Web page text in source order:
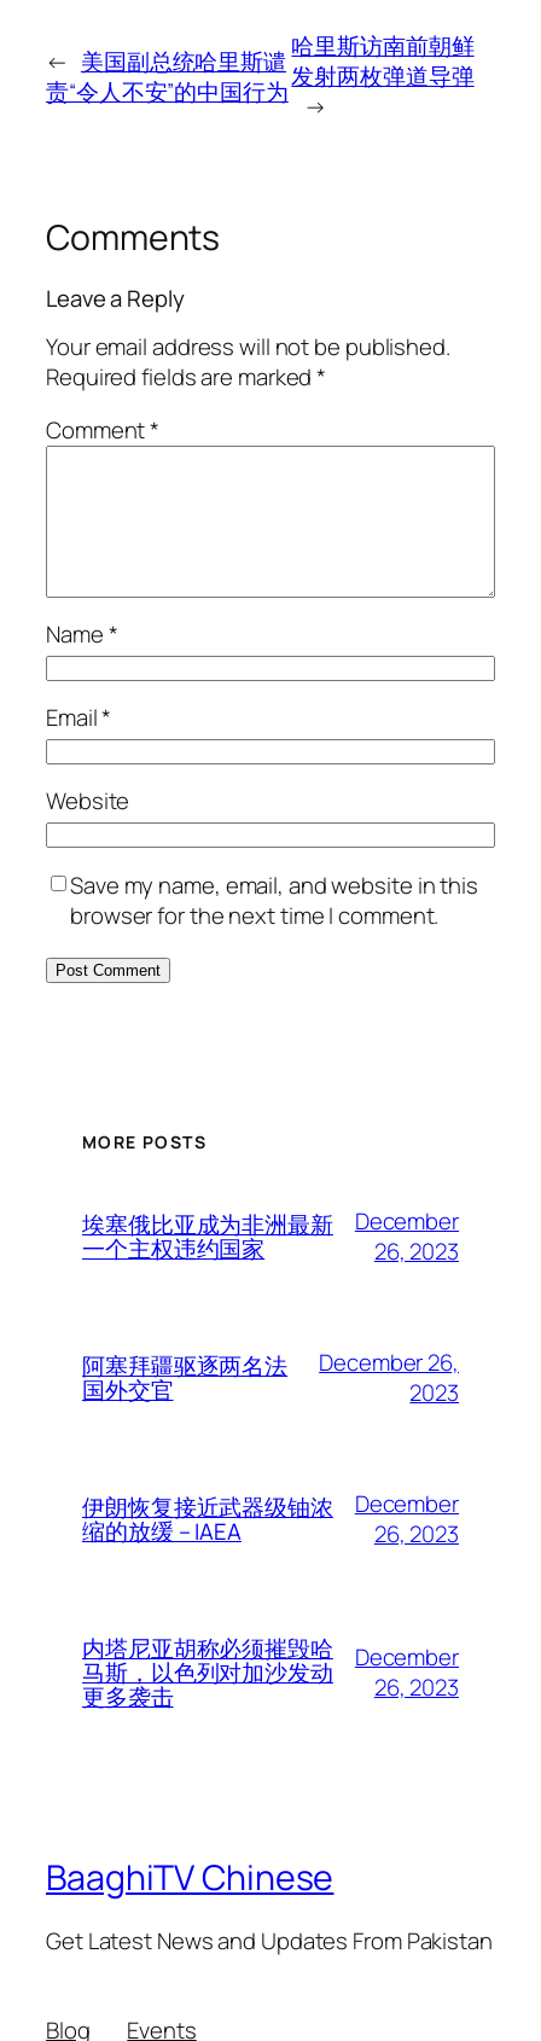
← 美国副总统哈里斯谴
责“令人不安”的中国行为
哈里斯访南前朝鲜
发射两枚弹道导弹
→
Comments
Leave a Reply
Your email address will not be published.
Required fields are marked*
Comment*
Name*
Email*
Website
Save my name, email, and website in this
browser for the next time I comment.
MORE POSTS
埃塞俄比亚成为非洲最新
一个主权违约国家
December
26, 2023
阿塞拜疆驱逐两名法
国外交官
December 26,
2023
伊朗恢复接近武器级铀浓
缩的放缓 – IAEA
December
26, 2023
内塔尼亚胡称必须摧毁哈
马斯，以色列对加沙发动
更多袭击
December
26, 2023
BaaghiTV Chinese
Get Latest News and Updates From Pakistan
Blog Events